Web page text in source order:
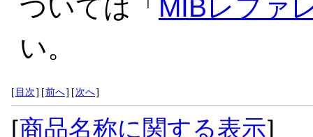
ついては「 MIBレファ
い。
[ 目次] [前へ] [次へ]
[商品名称に関する表示]